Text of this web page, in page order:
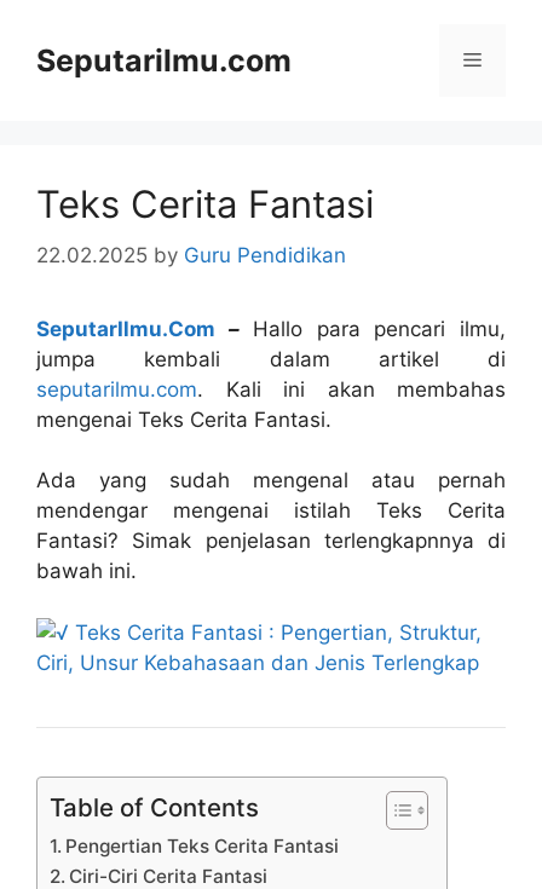
contentSeputarilmu.com Menu
Teks Cerita Fantasi
22.02.2025 by Guru Pendidikan
SeputarIlmu.Com –Hallo para pencari ilmu,
jumpa kembali dalam artikel di
seputarilmu.com. Kali ini akan membahas
mengenai Teks Cerita Fantasi.
Ada yang sudah mengenal atau pernah
mendengar mengenai istilah Teks Cerita
Fantasi? Simak penjelasan terlengkapnnya di
bawah ini.
Table of Contents
Pengertian Teks Cerita Fantasi
Ciri-Ciri Cerita Fantasi